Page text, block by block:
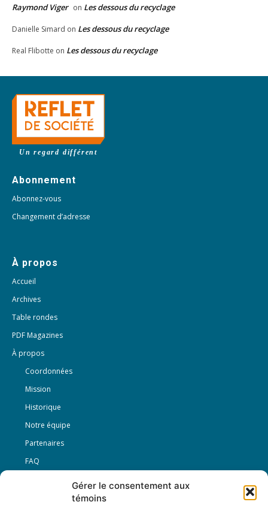
Gérer le consentement aux
témoins
Raymond Viger on Les dessous du recyclage
Danielle Simard on Les dessous du recyclage
Real Flibotte on Les dessous du recyclage
Un regard différent
Abonnement
Abonnez-vous
Changement d’adresse
À propos
Accueil
Archives
Table rondes
PDF Magazines
À propos
Coordonnées
Mission
Historique
Notre équipe
Partenaires
FAQ
Conditions générales